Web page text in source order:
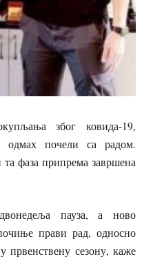
због ковида-19,
одмах почели са радом.
фаза припрема завршена
пауза, а ново
прави рад, односно
првенствену сезону, каже